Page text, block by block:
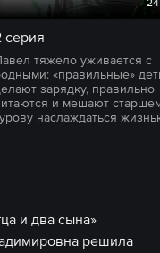
серия
тяжело уживается с
«правильные»
зарядку, правильно
и мешают
наслаждаться
и два сына»
решила